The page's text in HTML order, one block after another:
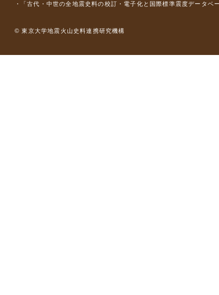
「古代・中世の全地震史料の校訂・電子化と国際標準震度データ
© 東京大学地震火山史料連携研究機構